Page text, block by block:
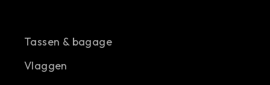
Tassen & bagage
Vlaggen